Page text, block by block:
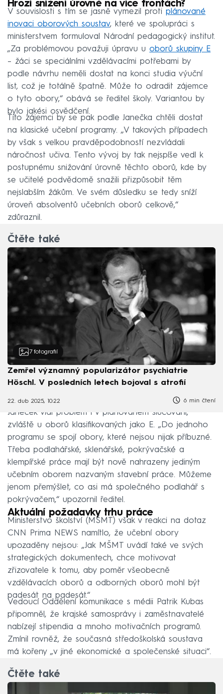
Hrozí snížení úrovně na více frontách?
V souvislosti s tím se jasně vymezil proti plánované
inovaci oborových soustav, které ve spolupráci s
ministerstvem formuloval Národní pedagogický institut.
„Za problémovou považuji úpravu u oborů skupiny E
– žáci se speciálními vzdělávacími potřebami by
podle návrhu neměli dostat na konci studia výuční
list, což je totálně špatně. Může to odradit zájemce
o tyto obory,“ obává se ředitel školy. Variantou by
bylo jakési osvědčení.
Tito zájemci by se pak podle Janečka chtěli dostat
na klasické učební programy. „V takových případech
by však s velkou pravděpodobností nezvládali
náročnost učiva. Tento vývoj by tak nejspíše vedl k
postupnému snižování úrovně těchto oborů, kde by
se učitelé podvědomě snažili přizpůsobit těm
nejslabším žákům. Ve svém důsledku se tedy sníží
úroveň absolventů učebních oborů celkově,“
zdůraznil.
Čtěte také
7 fotografií
Zemřel významný popularizátor psychiatrie
Höschl. V posledních letech bojoval s atrofií
22. dub 2025, 10:22 6 min čtení
Janeček vidí problém i v plánovaném slučování,
zvláště u oborů klasifikovaných jako E. „Do jednoho
programu se spojí obory, které nejsou nijak příbuzné.
Třeba podlahářské, sklenářské, pokrývačské a
klempířské práce mají být nově nahrazeny jediným
učebním oborem nazvaným stavební práce. Můžeme
jenom přemýšlet, co asi má společného podlahář s
pokrývačem,“ upozornil ředitel.
Aktuální požadavky trhu práce
Ministerstvo školství (MŠMT) však v reakci na dotaz
CNN Prima NEWS namítlo, že učební obory
upozaděny nejsou: „Jak MŠMT uvádí také ve svých
strategických dokumentech, chce motivovat
zřizovatele k tomu, aby poměr všeobecně
vzdělávacích oborů a odborných oborů mohl být
padesát na padesát.“
Vedoucí Oddělení komunikace s médii Patrik Kubas
připomněl, že krajské samosprávy i zaměstnavatelé
nabízejí stipendia a mnoho motivačních programů.
Zmínil rovněž, že současná středoškolská soustava
má kořeny „v jiné ekonomické a společenské situaci“.
Čtěte také